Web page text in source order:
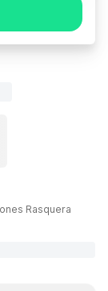
Rasquera